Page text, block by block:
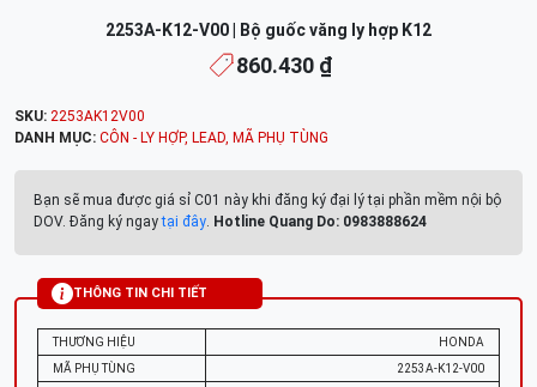
2253A-K12-V00 | Bộ guốc văng ly hợp K12
860.430 ₫
SKU: 2253AK12V00
DANH MỤC: CÔN - LY HỢP, LEAD, MÃ PHỤ TÙNG
Bạn sẽ mua được giá sỉ C01 này khi đăng ký đại lý tại phần mềm nội bộ
DOV. Đăng ký ngaytại đây. Hotline Quang Do: 0983888624
THÔNG TIN CHI TIẾT
THƯƠNG HIỆU
HONDA
MÃ PHỤ TÙNG
2253A-K12-V00